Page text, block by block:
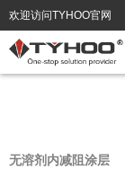
欢迎访问TYHOO官网
无溶剂内减阻涂层